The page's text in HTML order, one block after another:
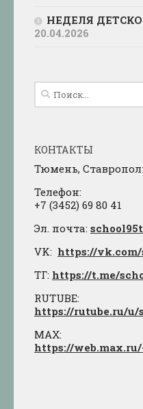
НЕДЕЛЯ
20.04.2026
Найти:
КОНТАКТЫ
Тюмень,
Телефон:
+7 (3452) 69 80 41
Эл. почта:
VK: https://
ТГ: https://t.me/
RUTUBE:
https://rutube.ru/u/
МАХ:
https://